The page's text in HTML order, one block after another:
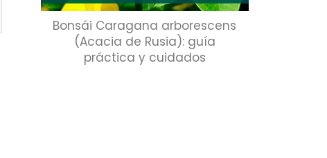
Bonsái Caragana arborescens
(Acacia de Rusia): guía
práctica y cuidados